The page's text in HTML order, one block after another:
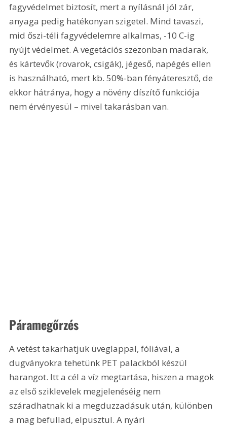
fagyvédelmet biztosít, mert a nyílásnál jól zár,
anyaga pedig hatékonyan szigetel. Mind tavaszi,
mid őszi-téli fagyvédelemre alkalmas, -10 C-ig
nyújt védelmet. A vegetációs szezonban madarak,
és kártevők (rovarok, csigák), jégeső, napégés ellen
is használható, mert kb. 50%-ban fényáteresztő, de
ekkor hátránya, hogy a növény díszítő funkciója
nem érvényesül – mivel takarásban van.
Páramegőrzés
A vetést takarhatjuk üveglappal, fóliával, a
dugványokra tehetünk PET palackból készül
harangot. Itt a cél a víz megtartása, hiszen a magok
az első sziklevelek megjelenéséig nem
száradhatnak ki a megduzzadásuk után, különben
a mag befullad, elpusztul. A nyári